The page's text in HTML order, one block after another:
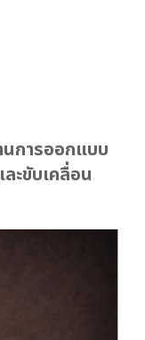
นการออกแบบ
ะขับเคลื่อน